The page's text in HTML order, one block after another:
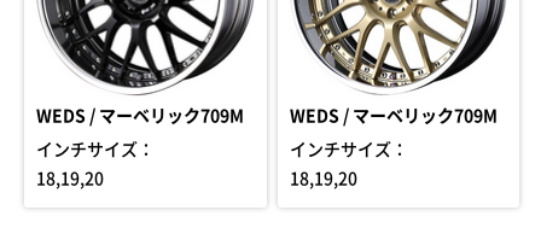
WEDS / マーベリック709M
インチサイズ：
18,19,20
WEDS / マーベリック709M
インチサイズ：
18,19,20